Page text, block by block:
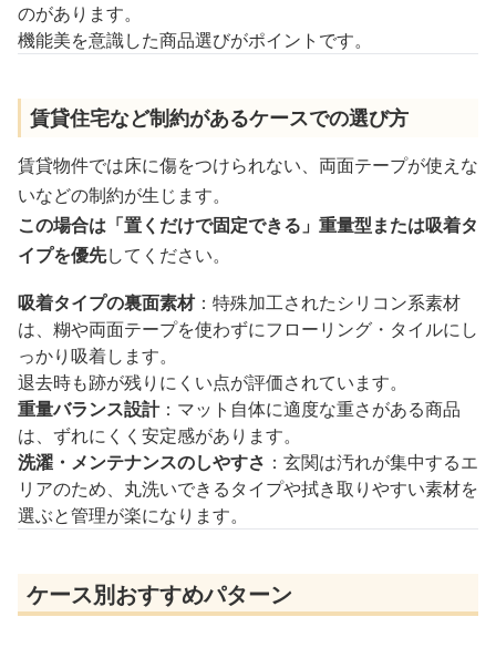
のがあります。
機能美を意識した商品選びがポイントです。
賃貸住宅など制約があるケースでの選び方
賃貸物件では床に傷をつけられない、両面テープが使えな
いなどの制約が生じます。
この場合は「置くだけで固定できる」重量型または吸着タ
イプを優先してください。
吸着タイプの裏面素材：特殊加工されたシリコン系素材
は、糊や両面テープを使わずにフローリング・タイルにし
っかり吸着します。
退去時も跡が残りにくい点が評価されています。
重量バランス設計：マット自体に適度な重さがある商品
は、ずれにくく安定感があります。
洗濯・メンテナンスのしやすさ ：玄関は汚れが集中するエ
リアのため、丸洗いできるタイプや拭き取りやすい素材を
選ぶと管理が楽になります。
ケース別おすすめパターン